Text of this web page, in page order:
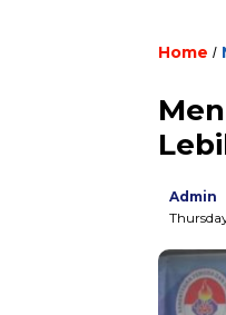
Home /
Admin